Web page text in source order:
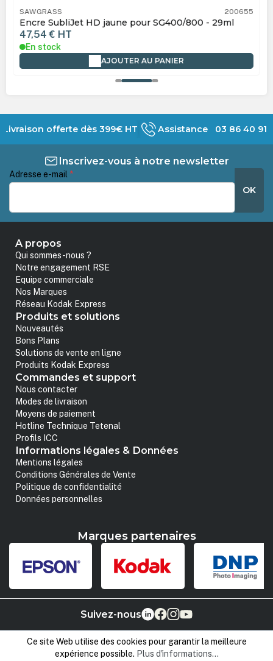
SAWGRASS 200655
Encre SubliJet HD jaune pour SG400/800 - 29ml
47,54 € HT
En stock
AJOUTER AU PANIER
Livraison offerte dès 399€ HT Assistance 03 86 40 91
Inscrivez-vous à notre newsletter
Adresse e-mail *
OK
A propos
Qui sommes-nous ?
Notre engagement RSE
Equipe commerciale
Nos Marques
Réseau Kodak Express
Produits et solutions
Nouveautés
Bons Plans
Solutions de vente en ligne
Produits Kodak Express
Commandes et support
Nous contacter
Modes de livraison
Moyens de paiement
Hotline Technique Tetenal
Profils ICC
Informations légales & Données
Mentions légales
Conditions Générales de Vente
Politique de confidentialité
Données personnelles
Marques partenaires
Suivez-nous
Ce site Web utilise des cookies pour garantir la meilleure
expérience possible. Plus d'informations...